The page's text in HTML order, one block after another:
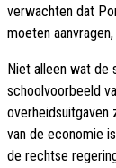
verwachten dat
moeten
Niet alleen wat
schoolvoorbeeld
overheidsuitgaven
van de economie
de rechtse